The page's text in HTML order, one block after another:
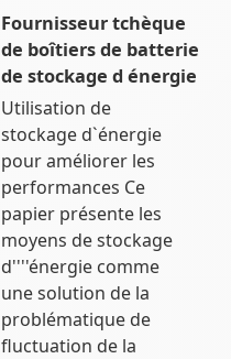
Fournisseur tchèque
de boîtiers de batterie
de stockage d énergie
Utilisation de
stockage d`énergie
pour améliorer les
performances Ce
papier présente les
moyens de stockage
d''''énergie comme
une solution de la
problématique de
fluctuation de la